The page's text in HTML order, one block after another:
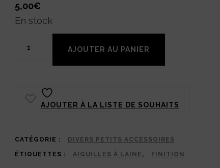
5,00€
En stock
AJOUTER AU PANIER
AJOUTER À LA LISTE DE SOUHAITS
CATÉGORIE : DIVERS PETITS ACCESSOIRES
ÉTIQUETTES : AIGUILLES À LAINE , FINITION